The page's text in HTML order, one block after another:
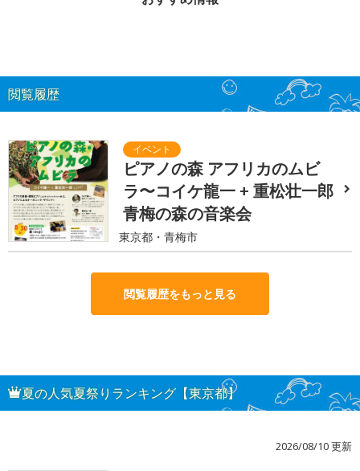
閲覧履歴
ピアノの森 アフリカのムビ
ラ〜コイケ龍一 + 重松壮一郎
青梅の森の音楽会
東京都・青梅市
閲覧履歴をもっと見る
夏の人気夏祭りランキング【東京都】
2026/08/10 更新